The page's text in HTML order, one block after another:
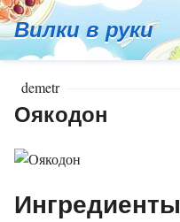
Вилки в руки
demetr
Оякодон
Ингредиенты